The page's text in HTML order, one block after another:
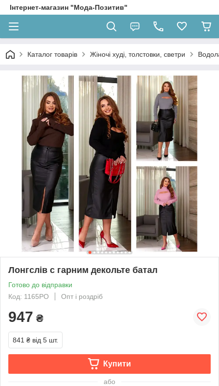
Інтернет-магазин "Мода-Позитив"
Каталог товарів Жіночі худі, толстовки, светри
Лонгслів с гарним декольте батал
Готово до відправки
Код: 1165РО
Опт і роздріб
947 ₴
841 ₴ від 5 шт.
Купити
або